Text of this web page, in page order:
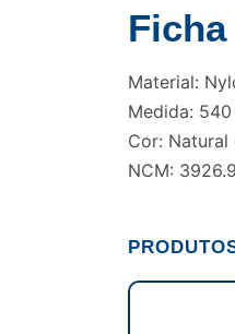
Material:
Medida:
Cor: Natural
NCM: